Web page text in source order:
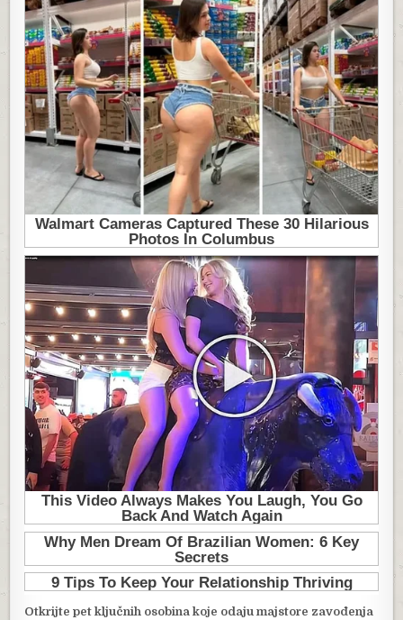
Otkrijte pet ključnih osobina koje odaju majstore zavođenja